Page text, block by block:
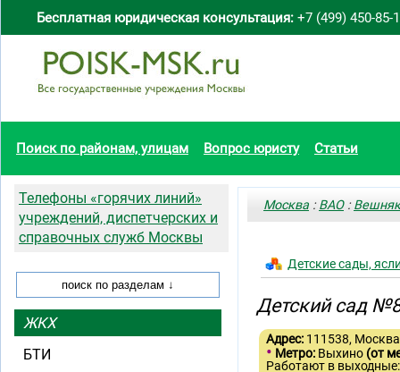
Бесплатная юридическая консультация: +7 (499) 450-85-
Поиск по районам, улицам Вопрос юристу Статьи
Москва :ВАО:
Детские сады,
Детский сад
Адрес: 111538,
• Метро: Выхино (от
Работают в
Телефоны «горячих линий»
учреждений, диспетчерских и
справочных служб Москвы
ЖКХ
БТИ